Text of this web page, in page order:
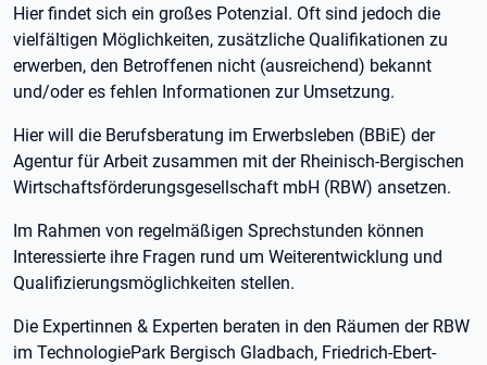
Hier findet sich ein großes Potenzial. Oft sind jedoch die
vielfältigen Möglichkeiten, zusätzliche Qualifikationen zu
erwerben, den Betroffenen nicht (ausreichend) bekannt
und/oder es fehlen Informationen zur Umsetzung.
Hier will die Berufsberatung im Erwerbsleben (BBiE) der
Agentur für Arbeit zusammen mit der Rheinisch-Bergischen
Wirtschaftsförderungsgesellschaft mbH (RBW) ansetzen.
Im Rahmen von regelmäßigen Sprechstunden können
Interessierte ihre Fragen rund um Weiterentwicklung und
Qualifizierungsmöglichkeiten stellen.
Die Expertinnen & Experten beraten in den Räumen der RBW
im TechnologiePark Bergisch Gladbach, Friedrich-Ebert-